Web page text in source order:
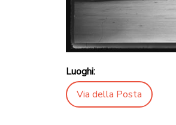
Luoghi:
Via della Posta